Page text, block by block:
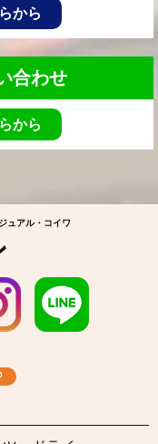
から
合わせ
から
ュアル・コイワ